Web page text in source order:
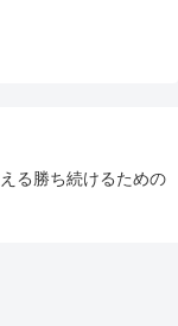
る勝ち続けるための